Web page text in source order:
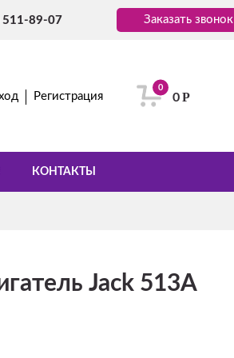
511-89-07 Заказать звонок
Регистрация
0
0Р
КОНТАКТЫ
Jack 513А